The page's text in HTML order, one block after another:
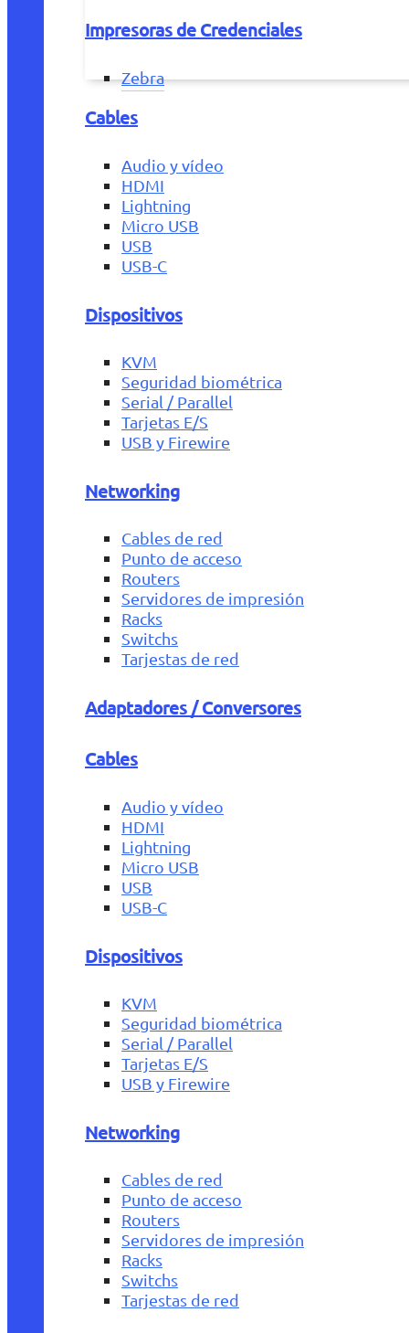
Impresoras de Credenciales
Zebra
Cables
Audio y vídeo
HDMI
Lightning
Micro USB
USB
USB-C
Dispositivos
KVM
Seguridad biométrica
Serial / Parallel
Tarjetas E/S
USB y Firewire
Networking
Cables de red
Punto de acceso
Routers
Servidores de impresión
Racks
Switchs
Tarjestas de red
Adaptadores / Conversores
Cables
Audio y vídeo
HDMI
Lightning
Micro USB
USB
USB-C
Dispositivos
KVM
Seguridad biométrica
Serial / Parallel
Tarjetas E/S
USB y Firewire
Networking
Cables de red
Punto de acceso
Routers
Servidores de impresión
Racks
Switchs
Tarjestas de red